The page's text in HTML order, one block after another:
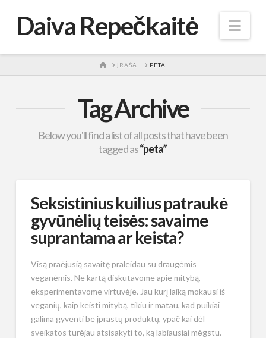
Daiva Repečkaitė
HOMEĮRAŠAI PETA
Tag Archive
Below you'll find a list of all posts that have been
tagged as“peta”
Seksistinius kuilius patraukė
gyvūnėlių teisės: savaime
suprantama ar keista?
Visą praėjusią savaitę praleidau su draugėmis
veganėmis. Ne kartą diskutavome apie mitybą,
eksperimentavome virtuvėje. Jau kurį laiką mokausi iš
veganių, kaip keisti mitybą, tikiu ir matau, kad puikiai
galima gyventi be įprastų produktų, ypač kai dėl
sveikatos turėjau atsisakyti to, ką labiausiai mėgstu.